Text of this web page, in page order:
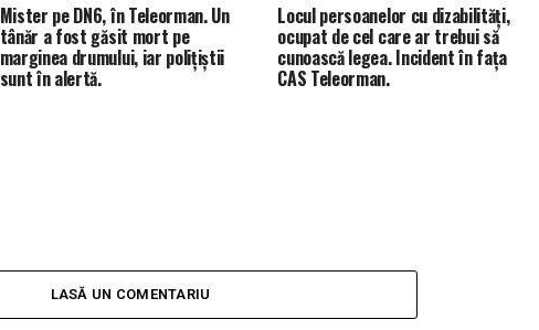
Mister pe DN6, în Teleorman. Un
tânăr a fost găsit mort pe
marginea drumului, iar polițiștii
sunt în alertă.
Locul persoanelor cu dizabilități,
ocupat de cel care ar trebui să
cunoască legea. Incident în fața
CAS Teleorman.
LASĂ UN COMENTARIU